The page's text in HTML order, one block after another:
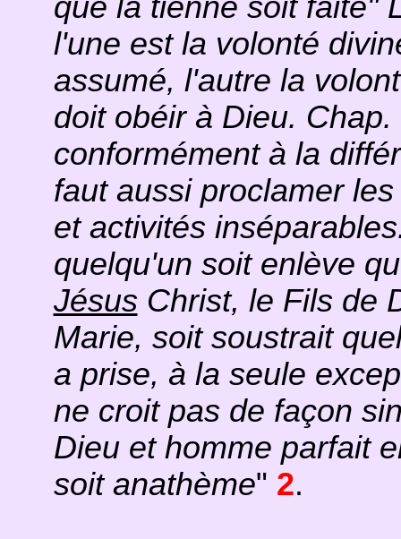
que la tienne soit faite"
l'une est la volonté
assumé, l'autre la
doit obéir à Dieu.
conformément à la
faut aussi proclamer
et activités
quelqu'un soit enlève
JésusChrist, le Fils de
Marie, soit soustrait
a prise, à la seule
ne croit pas de façon
Dieu et homme parfait
soit anathème" 2.